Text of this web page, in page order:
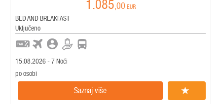
1.085,00 EUR
BED AND BREAKFAST
Uključeno
15.08.2026 - 7 Noći
po osobi
Saznaj više